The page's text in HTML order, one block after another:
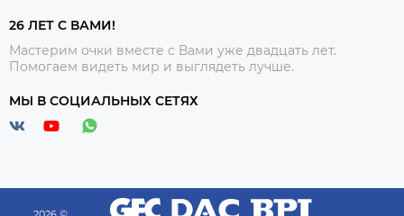
26 ЛЕТ С ВАМИ!
Мастерим очки вместе с Вами уже двадцать лет.
Помогаем видеть мир и выглядеть лучше.
МЫ В СОЦИАЛЬНЫХ СЕТЯХ